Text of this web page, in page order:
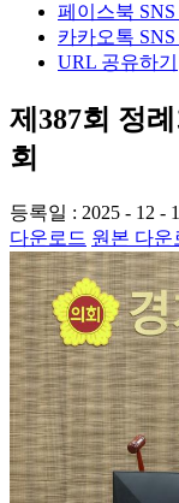
페이스북 SNS
카카오톡 SNS
URL 공유하기
제387회 정
회
등록일 : 2025 - 12 -
다운로드 원본 다운